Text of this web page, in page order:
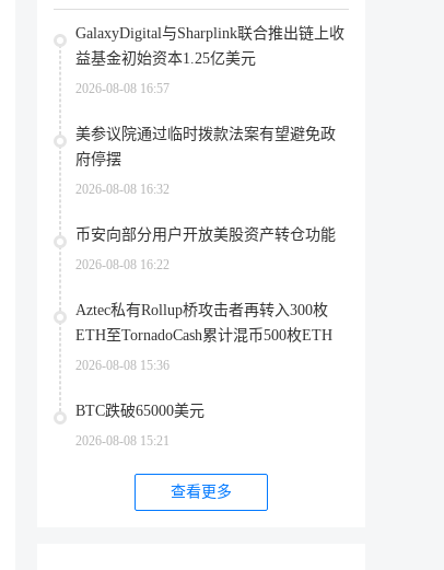
GalaxyDigital与Sharplink联合推出链上收
益基金初始资本1.25亿美元
2026-08-08 16:57
美参议院通过临时拨款法案有望避免政
府停摆
2026-08-08 16:32
币安向部分用户开放美股资产转仓功能
2026-08-08 16:22
Aztec私有Rollup桥攻击者再转入300枚
ETH至TornadoCash累计混币500枚ETH
2026-08-08 15:36
BTC跌破65000美元
2026-08-08 15:21
查看更多